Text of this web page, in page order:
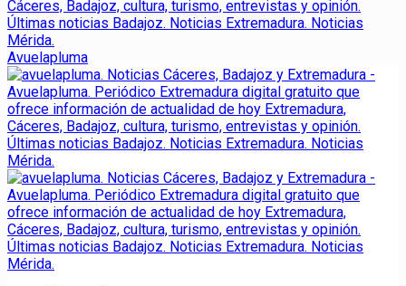
Avuelapluma